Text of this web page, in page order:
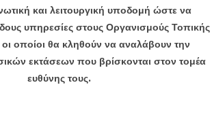
και λειτουργική υποδομή ώστε να
υπηρεσίες στους Οργανισμούς Τοπικής
οι οποίοι θα κληθούν να αναλάβουν την
εκτάσεων που βρίσκονται στον τομέα
ευθύνης τους.